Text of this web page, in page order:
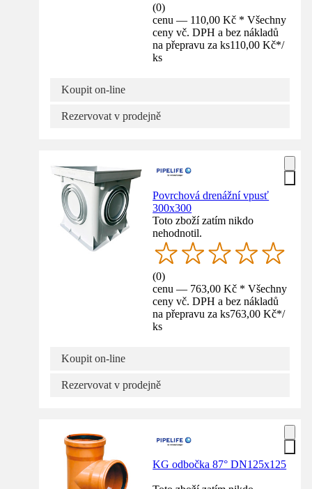
(0)
cenu — 110,00 Kč * Všechny
ceny vč. DPH a bez nákladů
na přepravu za ks110,00 Kč*/
ks
Koupit on-line
Rezervovat v prodejně
Povrchová drenážní vpusť
300x300
Toto zboží zatím nikdo
nehodnotil.
(0)
cenu — 763,00 Kč * Všechny
ceny vč. DPH a bez nákladů
na přepravu za ks763,00 Kč*/
ks
Koupit on-line
Rezervovat v prodejně
KG odbočka 87° DN125x125